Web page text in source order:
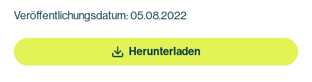
Veröffentlichungsdatum: 05.08.2022
Herunterladen